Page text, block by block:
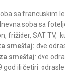
sa francuskim
soba sa
frižider, SAT TV,
smeštaj: dve
smeštaj: dve
god ili četiri odrasle